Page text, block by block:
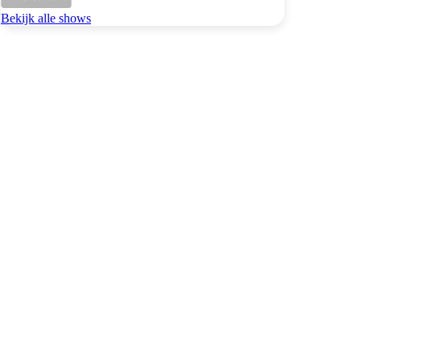
Bekijk alle shows